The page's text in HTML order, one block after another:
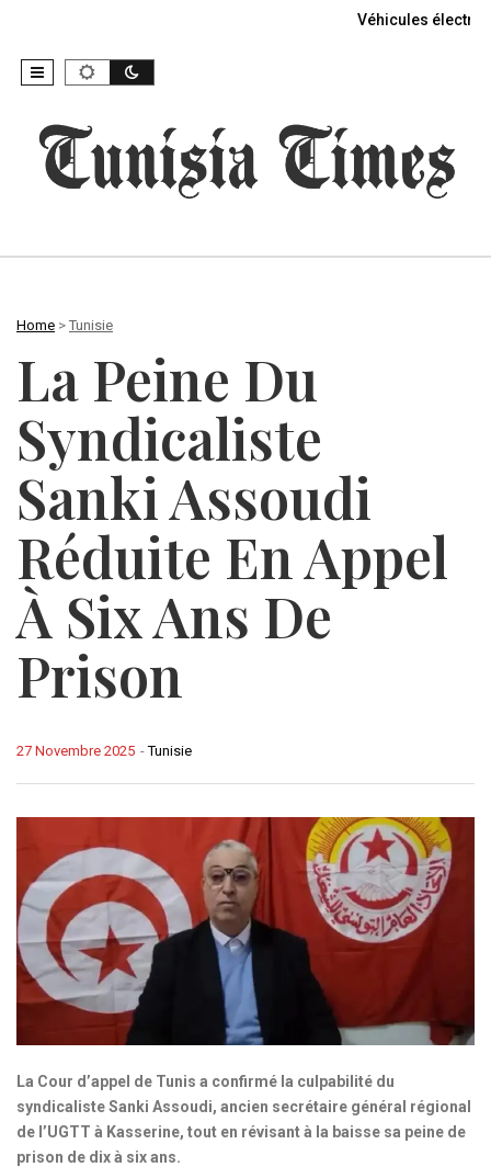
Véhicules
Home > Tunisie
La Peine Du
Syndicaliste
Sanki Assoudi
Réduite En Appel
À Six Ans De
Prison
-Tunisie
27 Novembre 2025
La Cour d’appel de Tunis a confirmé la culpabilité du
syndicaliste Sanki Assoudi, ancien secrétaire général régional
de l’UGTT à Kasserine, tout en révisant à la baisse sa peine de
prison de dix à six ans.